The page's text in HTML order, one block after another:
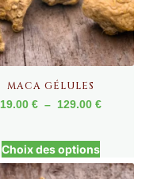
MACA GÉLULES
19.00 € – 129.00 €
Choix des options